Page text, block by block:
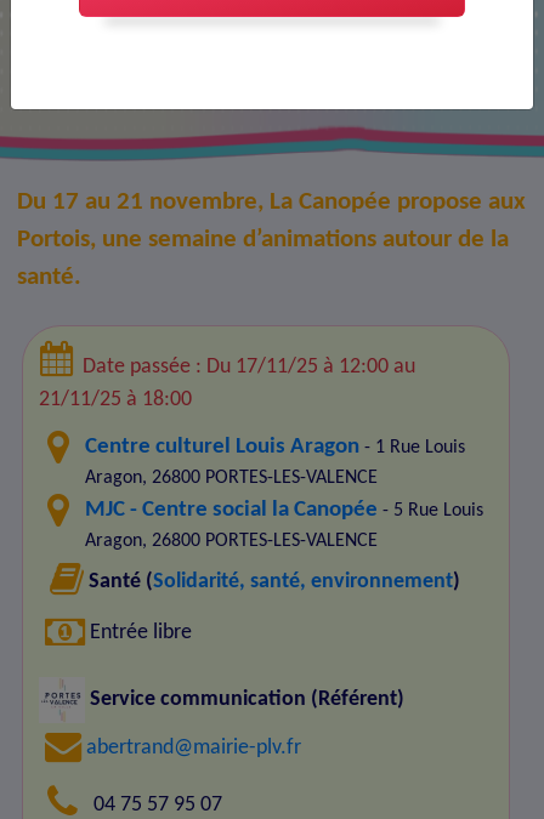
Du 17 au 21 novembre, La Canopée propose aux
Portois, une semaine d’animations autour de la
santé.
Date passée : Du 17/11/25 à 12:00 au
21/11/25 à 18:00
Centre culturel Louis Aragon - 1 Rue Louis
Aragon, 26800 PORTES-LES-VALENCE
MJC - Centre social la Canopée - 5 Rue Louis
Aragon, 26800 PORTES-LES-VALENCE
Santé (Solidarité, santé, environnement)
Entrée libre
Service communication (Référent)
abertrand@mairie-plv.fr
04 75 57 95 07